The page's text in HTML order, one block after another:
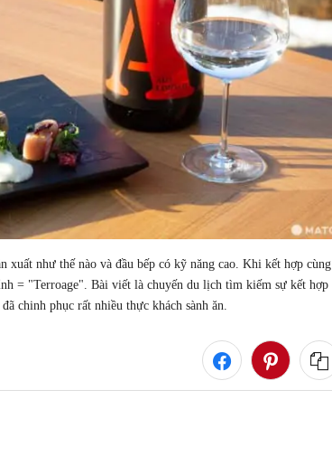
xuất như thế nào và đầu bếp có kỹ năng cao. Khi kết hợp cùng
= "Terroage". Bài viết là chuyến du lịch tìm kiếm sự kết hợp
chinh phục rất nhiều thực khách sành ăn.